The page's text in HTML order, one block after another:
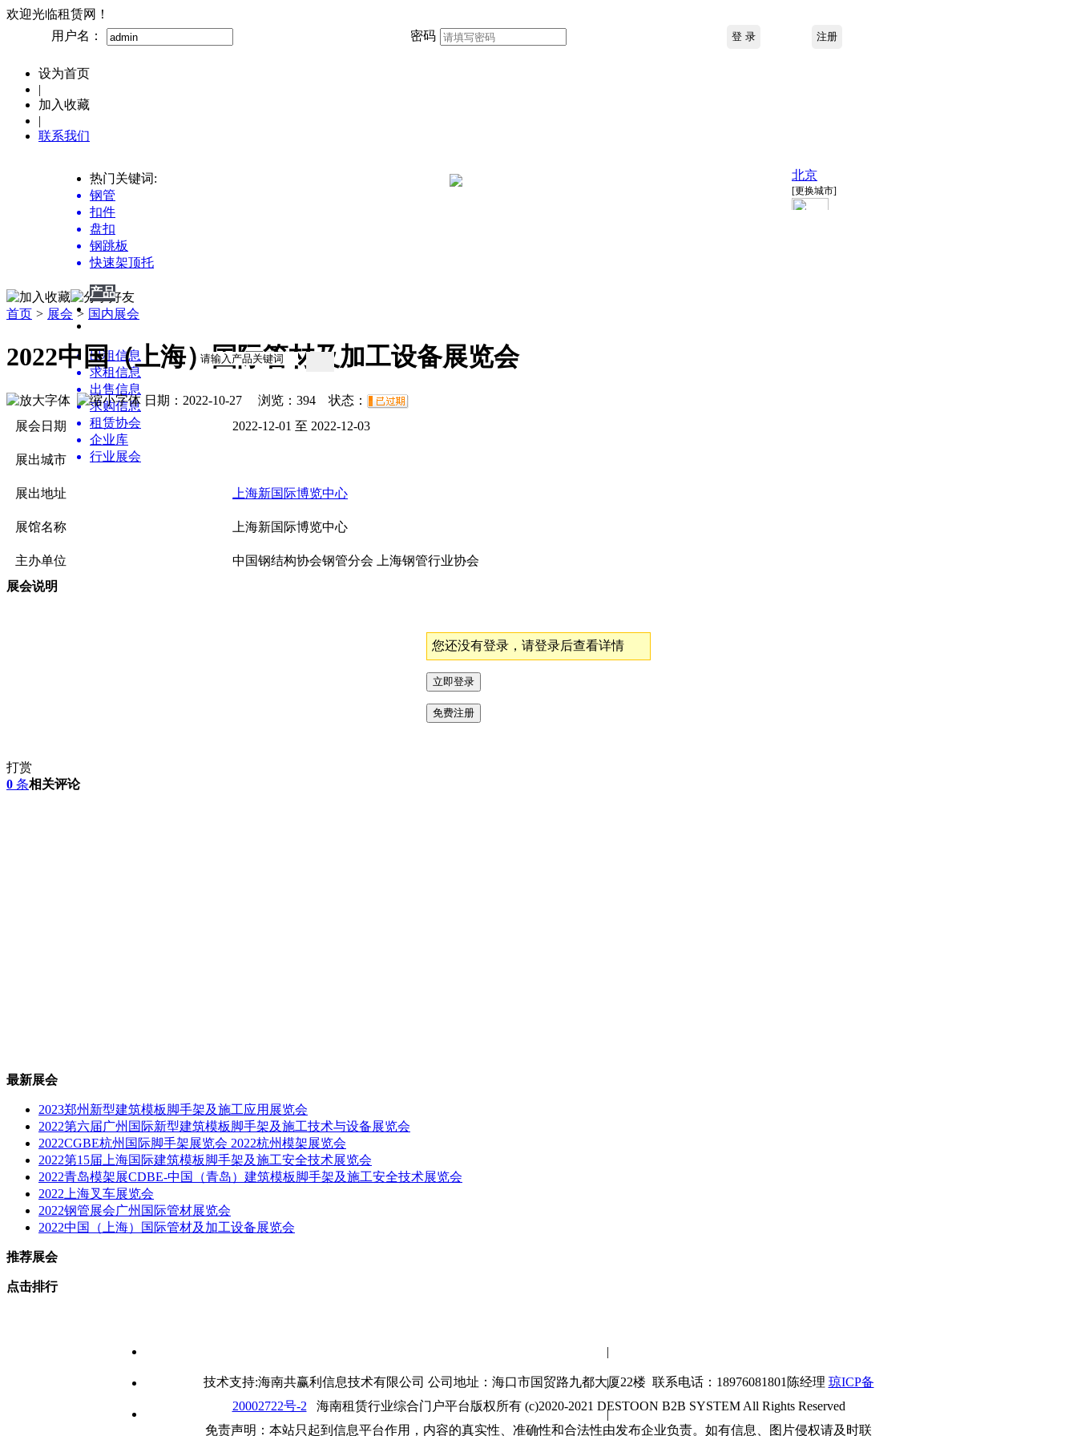
欢迎光临租赁网！
用户名：
密码
设为首页
|
加入收藏
|
联系我们
热门关键词:
钢管
扣件
盘扣
钢跳板
快速架顶托
产品
产品
供应
出租信息
求租信息
出售信息
求购信息
租赁协会
企业库
行业展会
首页 > 展会 > 国内展会
2022中国（上海）国际管材及加工设备展览会
日期：2022-10-27 浏览： 394 状态：
展会日期
2022-12-01 至 2022-12-03
展出城市
展出地址 上海新国际博览中心
展馆名称 上海新国际博览中心
主办单位
中国钢结构协会钢管分会 上海钢管行业协会
展会说明
您还没有登录，请登录后查看详情
打赏
0 条相关评论
最新展会
2023郑州新型建筑模板脚手架及施工应用展览会
2022第六届广州国际新型建筑模板脚手架及施工技术与设备展览会
2022CGBE杭州国际脚手架展览会 2022杭州模架展览会
2022第15届上海国际建筑模板脚手架及施工安全技术展览会
2022青岛模架展CDBE-中国（青岛）建筑模板脚手架及施工安全技术展览会
2022上海叉车展览会
2022钢管展会广州国际管材展览会
2022中国（上海）国际管材及加工设备展览会
推荐展会
点击排行
|
|
|
使用协议
技术支持:海南共赢利信息技术有限公司 公司地址：海口市国贸路九都大厦22楼 联系电话：18976081801陈经理 琼ICP备
20002722号-2 海南租赁行业综合门户平台版权所有 (c)2020-2021 DESTOON B2B SYSTEM All Rights Reserved
免责声明：本站只起到信息平台作用，内容的真实性、准确性和合法性由发布企业负责。如有信息、图片侵权请及时联